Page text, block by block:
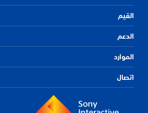
القيم
الدعم
الموارد
اتصال